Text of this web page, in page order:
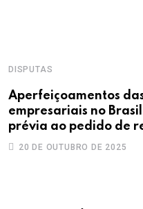
DISPUTAS
Aperfeiçoamentos
empresariais no
prévia ao pedido de
20 DE OUTUBRO DE 2025